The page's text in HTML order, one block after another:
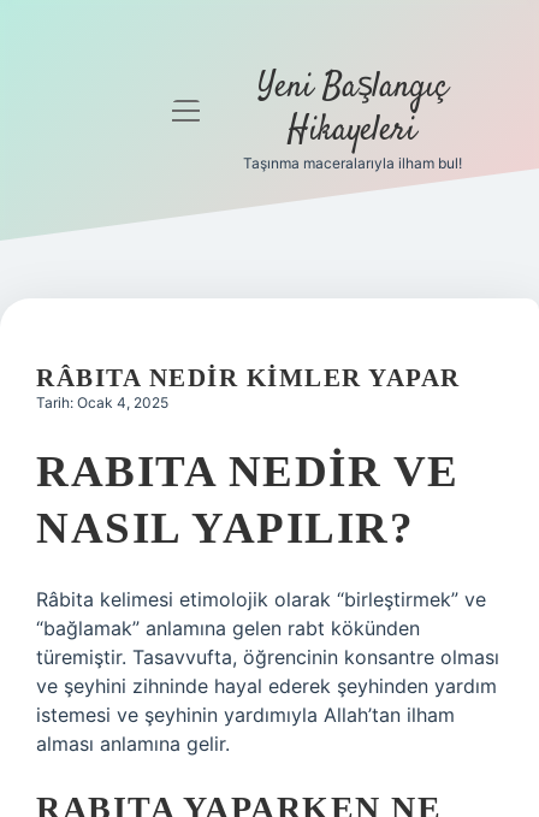
Gizlilik
Hakkımızda
menüyü
Yeni Başlangıç
Hikayeleri
Taşınma maceralarıyla ilham bul!
RÂBITA NEDIR KIMLER YAPAR
Tarih: Ocak 4, 2025
RABITA NEDIR VE
NASIL YAPILIR?
Râbita kelimesi etimolojik olarak “birleştirmek” ve
“bağlamak” anlamına gelen rabt kökünden
türemiştir. Tasavvufta, öğrencinin konsantre olması
ve şeyhini zihninde hayal ederek şeyhinden yardım
istemesi ve şeyhinin yardımıyla Allah’tan ilham
alması anlamına gelir.
RABITA YAPARKEN NE